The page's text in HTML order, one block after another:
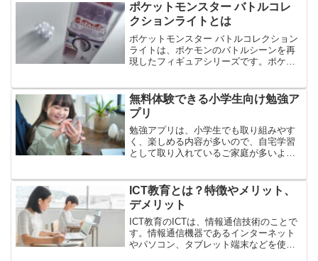
ポケットモンスター バトルコレ
クションライトとは
ポケットモンスター バトルコレクション
ライトは、ポケモンのバトルシーンを再
現したフィギュアシリーズです。ポケッ
ラインナップです。今回は、ポケットモ
ンスター バトルコ...
無料体験できる小学生向け勉強ア
プリ
勉強アプリは、小学生でも取り組みやす
く、楽しめる内容が多いので、自宅学習
として取り入れているご家庭が多いよう
の保護者様もいるでしょう。今回は、無
料体験できる小学生向け勉...
ICT教育とは？特徴やメリット、
デメリット
ICT教育のICTは、情報通信技術のことで
す。情報通信機器であるインターネット
やパソコン、タブレット端末などを使っ